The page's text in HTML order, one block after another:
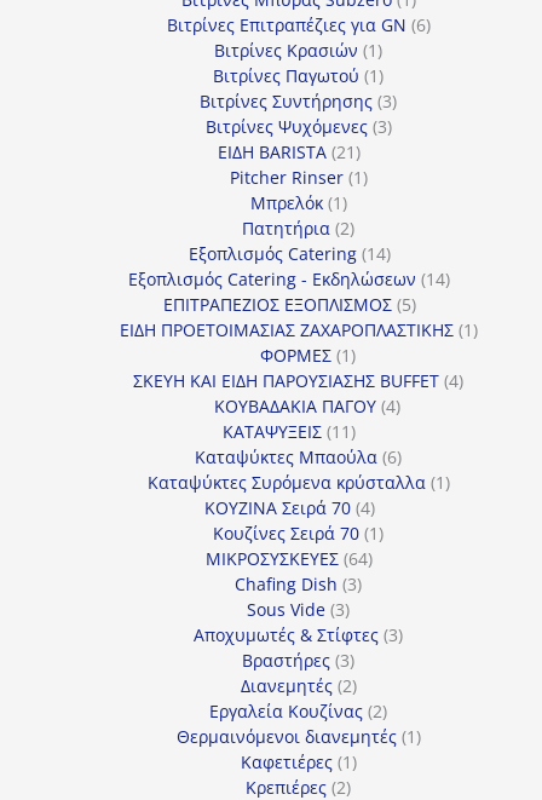
προϊόν
Βιτρίνες Επιτραπέζιες για GN 66
Βιτρίνες Κρασιών 11
προϊόν
Βιτρίνες Παγωτού 11
προϊόν
Βιτρίνες Συντήρησης 33
προϊόντα
Βιτρίνες Ψυχόμενες 33
ΕΙΔΗ BARISTA 2121
προϊόντα
Pitcher Rinser 11
Μπρελόκ 11
προϊόν
Πατητήρια 22
προϊόντα
Εξοπλισμός Catering 1414
προϊόντα
Εξοπλισμός Catering - Εκδηλώσεων 1414
ΕΠΙΤΡΑΠΕΖΙΟΣ ΕΞΟΠΛΙΣΜΟΣ 55
προϊόντα
ΕΙΔΗ ΠΡΟΕΤΟΙΜΑΣΙΑΣ ΖΑΧΑΡΟΠΛΑΣΤΙΚΗΣ 11
ΦΟΡΜΕΣ 11
προϊόν
ΣΚΕΥΗ ΚΑΙ ΕΙΔΗ ΠΑΡΟΥΣΙΑΣΗΣ BUFFET 44
ΚΟΥΒΑΔΑΚΙΑ ΠΑΓΟΥ 44
ΚΑΤΑΨΥΞΕΙΣ 1111
προϊόντα
Καταψύκτες Μπαούλα 66
προϊόντα
Καταψύκτες Συρόμενα κρύσταλλα 11
ΚΟΥΖΙΝΑ Σειρά 70 44
προϊόντα
Κουζίνες Σειρά 70 11
ΜΙΚΡΟΣΥΣΚΕΥΕΣ 6464
Chafing Dish 33
Sous Vide 33
προϊόντα
Αποχυμωτές & Στίφτες 33
Βραστήρες 33
προϊόντα
Διανεμητές 22
προϊόντα
Εργαλεία Κουζίνας 22
προϊόντα
Θερμαινόμενοι διανεμητές 11
Καφετιέρες 11
προϊόν
Κρεπιέρες 22